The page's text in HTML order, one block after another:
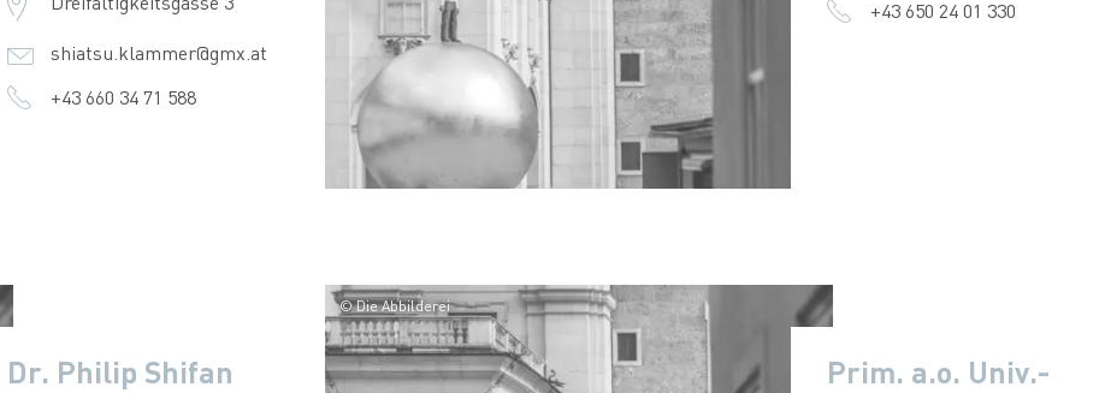
shiatsu.klammer@gmx.at
+43 660 34 71 588
+43 650 24 01 330
Dr. Philip Shifan
© Die Abbilderei
Prim. a.o. Univ.-